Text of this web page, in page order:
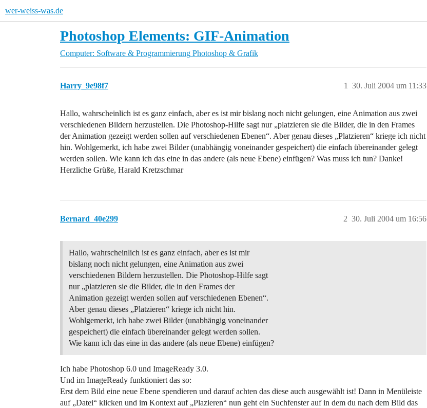
wer-weiss-was.de
Photoshop Elements: GIF-Animation
Computer: Software & Programmierung Photoshop & Grafik
Harry_9e98f7 30. Juli 2004 um 11:33
1
Hallo, wahrscheinlich ist es ganz einfach, aber es ist mir bislang noch nicht gelungen, eine Animation aus zwei
verschiedenen Bildern herzustellen. Die Photoshop-Hilfe sagt nur „platzieren sie die Bilder, die in den Frames
der Animation gezeigt werden sollen auf verschiedenen Ebenen“. Aber genau dieses „Platzieren“ kriege ich nicht
hin. Wohlgemerkt, ich habe zwei Bilder (unabhängig voneinander gespeichert) die einfach übereinander gelegt
werden sollen. Wie kann ich das eine in das andere (als neue Ebene) einfügen? Was muss ich tun? Danke!
Herzliche Grüße, Harald Kretzschmar
Bernard_40e299 30. Juli 2004 um 16:56
2
Hallo, wahrscheinlich ist es ganz einfach, aber es ist mir
bislang noch nicht gelungen, eine Animation aus zwei
verschiedenen Bildern herzustellen. Die Photoshop-Hilfe sagt
nur „platzieren sie die Bilder, die in den Frames der
Animation gezeigt werden sollen auf verschiedenen Ebenen“.
Aber genau dieses „Platzieren“ kriege ich nicht hin.
Wohlgemerkt, ich habe zwei Bilder (unabhängig voneinander
gespeichert) die einfach übereinander gelegt werden sollen.
Wie kann ich das eine in das andere (als neue Ebene) einfügen?
Ich habe Photoshop 6.0 und ImageReady 3.0.
Und im ImageReady funktioniert das so:
Erst dem Bild eine neue Ebene spendieren und darauf achten das diese auch ausgewählt ist! Dann in Menüleiste
auf „Datei“ klicken und im Kontext auf „Plazieren“ nun geht ein Suchfenster auf in dem du nach dem Bild das